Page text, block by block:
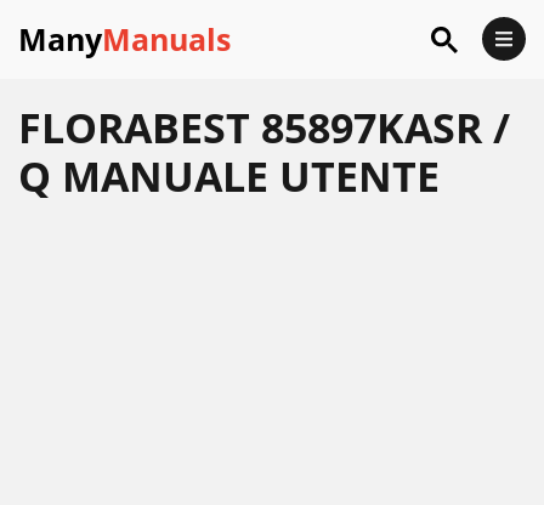
ManyManuals
FLORABEST 85897KASR /
Q MANUALE UTENTE